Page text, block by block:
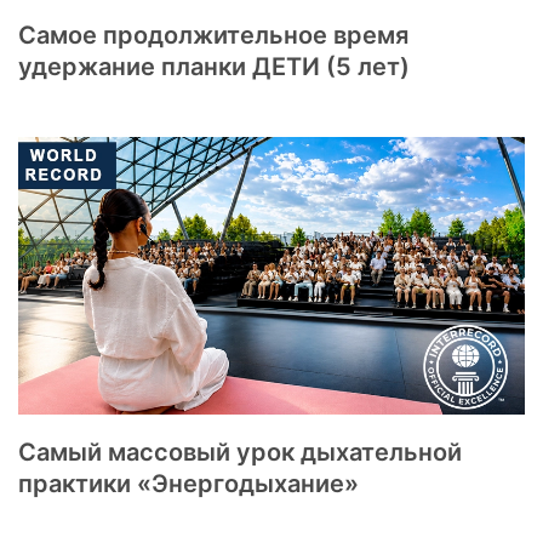
Самое продолжительное время
удержание планки ДЕТИ (5 лет)
Самый массовый урок дыхательной
практики «Энергодыхание»